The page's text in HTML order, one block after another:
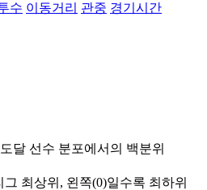
수 이동거리 관중 경기시간
달 선수 분포에서의 백분위
그 최상위, 왼쪽(0)일수록 최하위